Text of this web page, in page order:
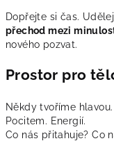
Dopřejte si čas.
přechod mezi
nového pozvat.
Prostor pro
Někdy tvoříme
Pocitem. Energií.
Co nás přitahuje? Co